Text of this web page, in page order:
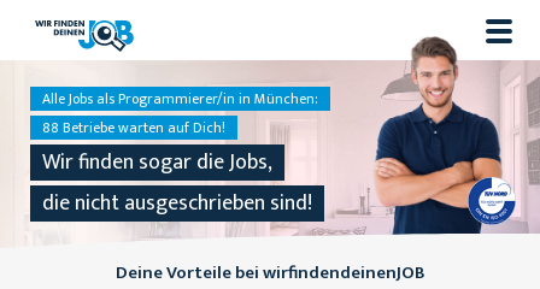
Alle Jobs als Programmierer/in in München:
88 Betriebe warten auf Dich!
Wir finden sogar die Jobs,
die nicht ausgeschrieben sind!
Deine Vorteile bei wirfindendeinenJOB